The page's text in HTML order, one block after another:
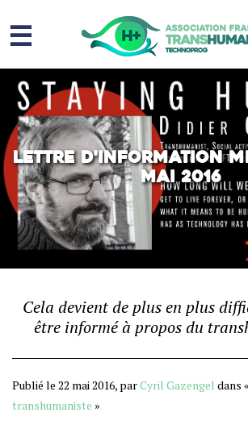
☰
Homme augmenté
Immortalité ?
Question sociale
Risques
L’association
Lettre d'information
Mai 2016
Cela devient de plus en plus
être informé à propos du
Publié le 22 mai 2016, parCyril Gazengel dans «
transhumaniste »